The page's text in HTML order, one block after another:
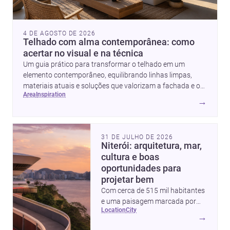
4 DE AGOSTO DE 2026
Telhado com alma contemporânea: como
acertar no visual e na técnica
Um guia prático para transformar o telhado em um
elemento contemporâneo, equilibrando linhas limpas,
materiais atuais e soluções que valorizam a fachada e o
conforto da casa.
area inspiration
→
31 DE JULHO DE 2026
Niterói: arquitetura, mar,
cultura e boas
oportunidades para
projetar bem
Com cerca de 515 mil habitantes
e uma paisagem marcada por
ícones como o Museu de Arte
location city
→